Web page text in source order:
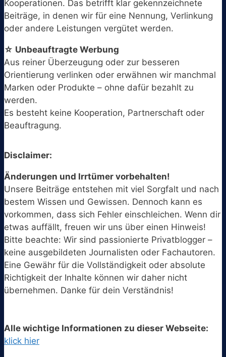
Kooperationen. Das betrifft klar gekennzeichnete
Beiträge, in denen wir für eine Nennung, Verlinkung
oder andere Leistungen vergütet werden.
☆ Unbeauftragte Werbung
Aus reiner Überzeugung oder zur besseren
Orientierung verlinken oder erwähnen wir manchmal
Marken oder Produkte – ohne dafür bezahlt zu
werden.
Es besteht keine Kooperation, Partnerschaft oder
Beauftragung.
Disclaimer:
Änderungen und Irrtümer vorbehalten!
Unsere Beiträge entstehen mit viel Sorgfalt und nach
bestem Wissen und Gewissen. Dennoch kann es
vorkommen, dass sich Fehler einschleichen. Wenn dir
etwas auffällt, freuen wir uns über einen Hinweis!
Bitte beachte: Wir sind passionierte Privatblogger –
keine ausgebildeten Journalisten oder Fachautoren.
Eine Gewähr für die Vollständigkeit oder absolute
Richtigkeit der Inhalte können wir daher nicht
übernehmen. Danke für dein Verständnis!
Alle wichtige Informationen zu dieser Webseite:
klick hier